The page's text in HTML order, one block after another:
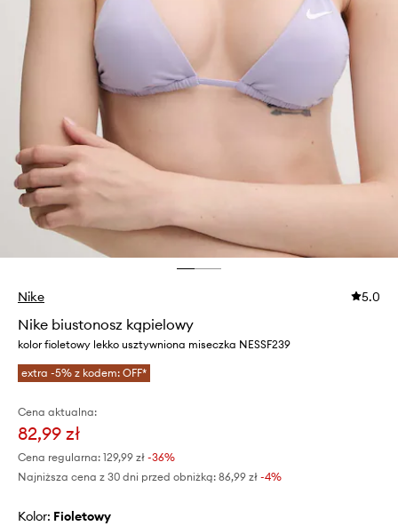
Nike 5.0
Nike biustonosz kąpielowy
kolor fioletowy lekko usztywniona miseczka NESSF239
extra -5% z kodem: OFF*
Cena aktualna:
82,99 zł
Cena regularna: 129,99 zł -36%
Najniższa cena z 30 dni przed obniżką: 86,99 zł -4%
Kolor: fioletowy